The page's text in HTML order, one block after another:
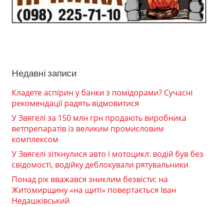
Недавні записи
Кладете аспірин у банки з помідорами? Сучасні
рекомендації радять відмовитися
У Звягелі за 150 млн грн продають виробника
ветпрепаратів із великим промисловим
комплексом
У Звягелі зіткнулися авто і мотоцикл: водій був без
свідомості, водійку деблокували рятувальники
Понад рік вважався зниклим безвісти: на
Житомирщину «на щиті» повертається Іван
Недашківський